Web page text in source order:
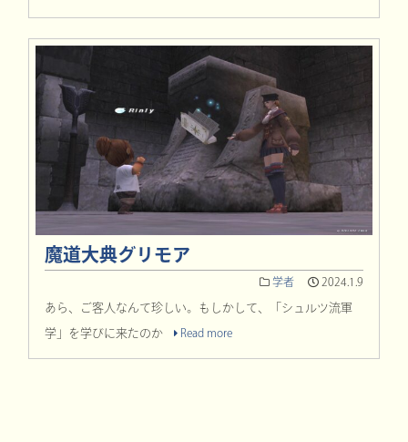
魔道大典グリモア
学者 2024.1.9
あら、ご客人なんて珍しい。もしかして、「シュルツ流軍
学」を学びに来たのか Read more